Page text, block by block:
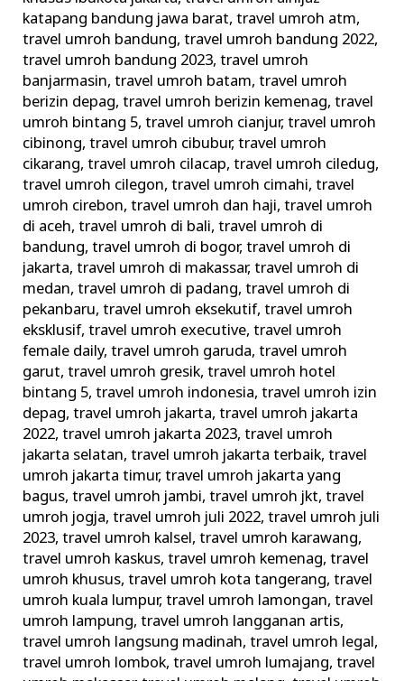
katapang bandung jawa barat,travel umroh atm,
travel umroh bandung,travel umroh bandung 2022,
travel umroh bandung 2023,travel umroh
banjarmasin,travel umroh batam,travel umroh
berizin depag,travel umroh berizin kemenag,travel
umroh bintang 5,travel umroh cianjur,travel umroh
cibinong,travel umroh cibubur,travel umroh
cikarang,travel umroh cilacap,travel umroh ciledug,
travel umroh cilegon,travel umroh cimahi,travel
umroh cirebon,travel umroh dan haji,travel umroh
di aceh,travel umroh di bali,travel umroh di
bandung,travel umroh di bogor,travel umroh di
jakarta,travel umroh di makassar,travel umroh di
medan,travel umroh di padang,travel umroh di
pekanbaru,travel umroh eksekutif,travel umroh
eksklusif,travel umroh executive,travel umroh
female daily,travel umroh garuda,travel umroh
garut,travel umroh gresik,travel umroh hotel
bintang 5,travel umroh indonesia,travel umroh izin
depag,travel umroh jakarta,travel umroh jakarta
2022,travel umroh jakarta 2023,travel umroh
jakarta selatan,travel umroh jakarta terbaik,travel
umroh jakarta timur,travel umroh jakarta yang
bagus,travel umroh jambi,travel umroh jkt,travel
umroh jogja,travel umroh juli 2022,travel umroh juli
2023,travel umroh kalsel,travel umroh karawang,
travel umroh kaskus,travel umroh kemenag,travel
umroh khusus,travel umroh kota tangerang,travel
umroh kuala lumpur,travel umroh lamongan,travel
umroh lampung,travel umroh langganan artis,
travel umroh langsung madinah,travel umroh legal,
travel umroh lombok,travel umroh lumajang,travel